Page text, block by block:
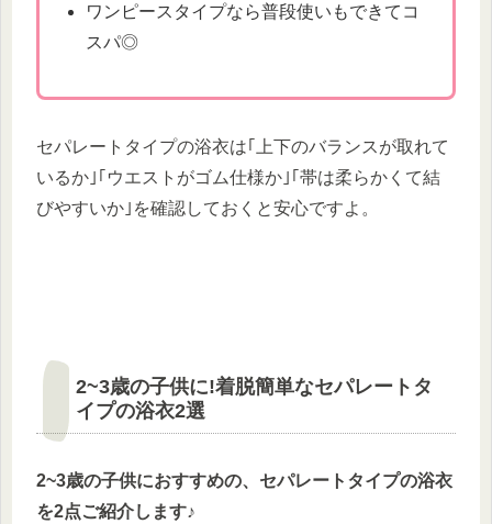
ワンピースタイプなら普段使いもできてコ
スパ◎
セパレートタイプの浴衣は｢上下のバランスが取れて
いるか｣｢ウエストがゴム仕様か｣｢帯は柔らかくて結
びやすいか｣を確認しておくと安心ですよ。
2~3歳の子供に!着脱簡単なセパレートタ
イプの浴衣2選
2~3歳の子供におすすめの、セパレートタイプの浴衣
を2点ご紹介します♪